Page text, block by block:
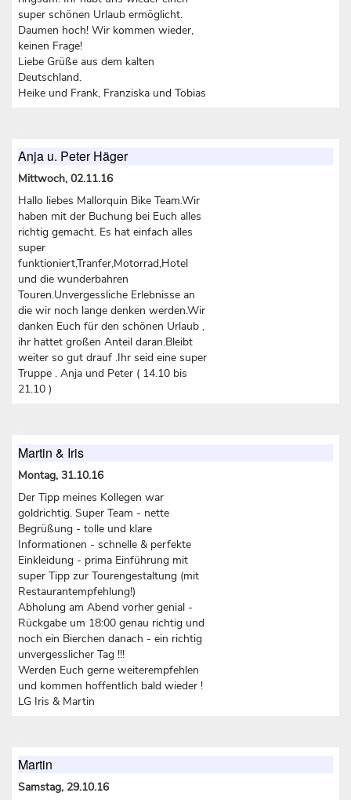
super schönen Urlaub ermöglicht.
Daumen hoch! Wir kommen wieder,
keinen Frage!
Liebe Grüße aus dem kalten
Deutschland.
Heike und Frank, Franziska und Tobias
Anja u. Peter Häger
Mittwoch, 02.11.16
Hallo liebes Mallorquin Bike Team.Wir
haben mit der Buchung bei Euch alles
richtig gemacht. Es hat einfach alles
super
funktioniert,Tranfer,Motorrad,Hotel
und die wunderbahren
Touren.Unvergessliche Erlebnisse an
die wir noch lange denken werden.Wir
danken Euch für den schönen Urlaub ,
ihr hattet großen Anteil daran.Bleibt
weiter so gut drauf .Ihr seid eine super
Truppe . Anja und Peter ( 14.10 bis
21.10 )
Martin & Iris
Montag, 31.10.16
Der Tipp meines Kollegen war
goldrichtig. Super Team - nette
Begrüßung - tolle und klare
Informationen - schnelle & perfekte
Einkleidung - prima Einführung mit
super Tipp zur Tourengestaltung (mit
Restaurantempfehlung!)
Abholung am Abend vorher genial -
Rückgabe um 18:00 genau richtig und
noch ein Bierchen danach - ein richtig
unvergesslicher Tag !!!
Werden Euch gerne weiterempfehlen
und kommen hoffentlich bald wieder !
LG Iris & Martin
Martin
Samstag, 29.10.16